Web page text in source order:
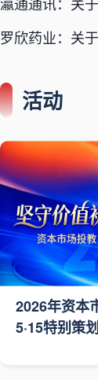
活动
2026年资本
5·15特别策